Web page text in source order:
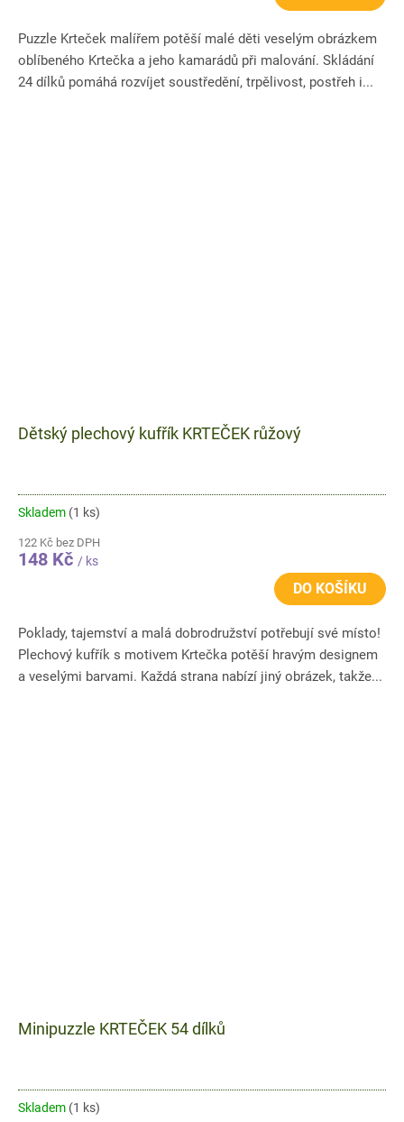
Puzzle Krteček malířem potěší malé děti veselým obrázkem
oblíbeného Krtečka a jeho kamarádů při malování. Skládání
24 dílků pomáhá rozvíjet soustředění, trpělivost, postřeh i...
Dětský plechový kufřík KRTEČEK růžový
Skladem (1 ks)
122 Kč bez DPH
148 Kč / ks
DO KOŠÍKU
Poklady, tajemství a malá dobrodružství potřebují své místo!
Plechový kufřík s motivem Krtečka potěší hravým designem
a veselými barvami. Každá strana nabízí jiný obrázek, takže...
Minipuzzle KRTEČEK 54 dílků
Skladem (1 ks)